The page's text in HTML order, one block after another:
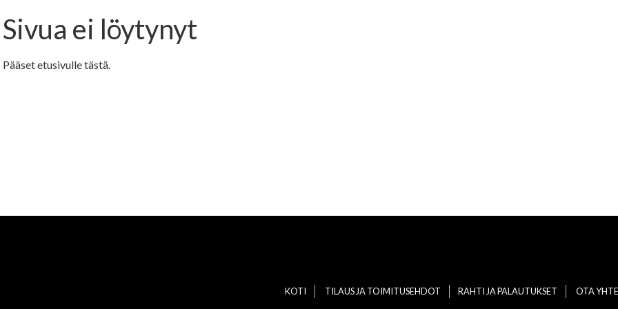
Sivua ei löytynyt
Pääset etusivulletästä
KOTI TILAUS JA TOIMITUSEHDOT RAHTI JA PALAUTUKSET OTA